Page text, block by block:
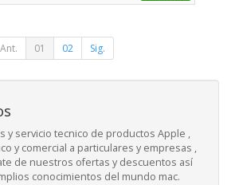
Ant. 01 02 Sig.
y servicio tecnico de productos Apple ,
y comercial a particulares y empresas ,
de nuestros ofertas y descuentos así
conocimientos del mundo mac.